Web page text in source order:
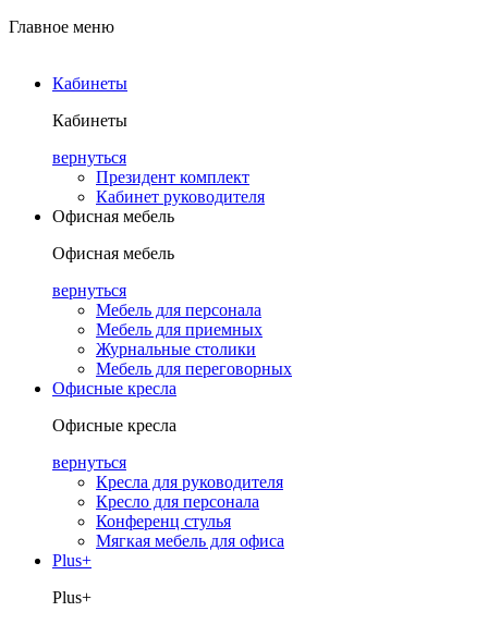
Главное меню
Кабинеты
Кабинеты
вернуться
Президент комплект
Кабинет руководителя
Офисная мебель
Офисная мебель
вернуться
Мебель для персонала
Мебель для приемных
Журнальные столики
Мебель для переговорных
Офисные кресла
Офисные кресла
вернуться
Кресла для руководителя
Кресло для персонала
Конференц стулья
Мягкая мебель для офиса
Plus+
Plus+